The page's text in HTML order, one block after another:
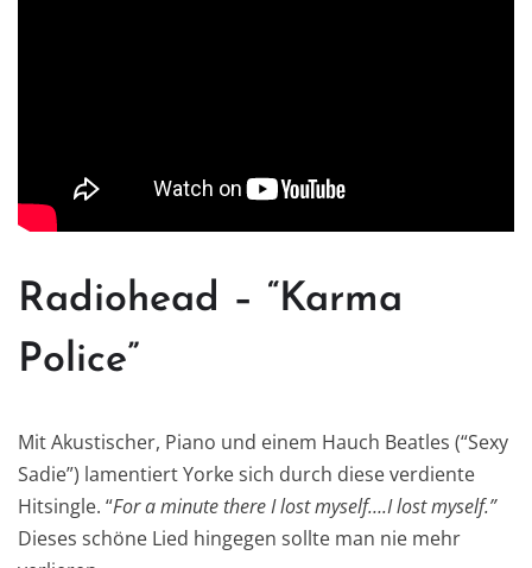
Radiohead – “Karma
Police”
Mit Akustischer, Piano und einem Hauch Beatles (“Sexy
Sadie”) lamentiert Yorke sich durch diese verdiente
Hitsingle. “For a minute there I lost myself….I lost myself.”
Dieses schöne Lied hingegen sollte man nie mehr